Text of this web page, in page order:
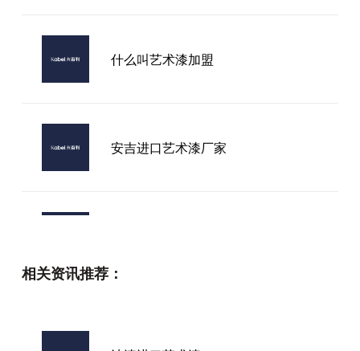
什么叫艺术漆加盟
安吉进口艺术漆厂家
相关资讯推荐：